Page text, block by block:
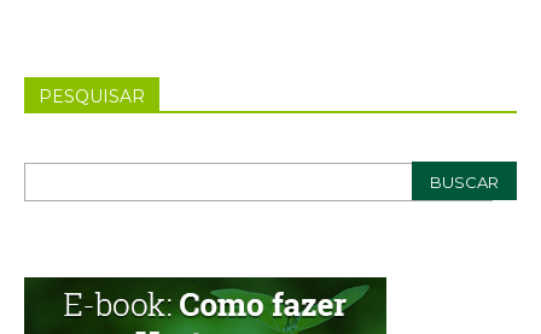
PESQUISAR